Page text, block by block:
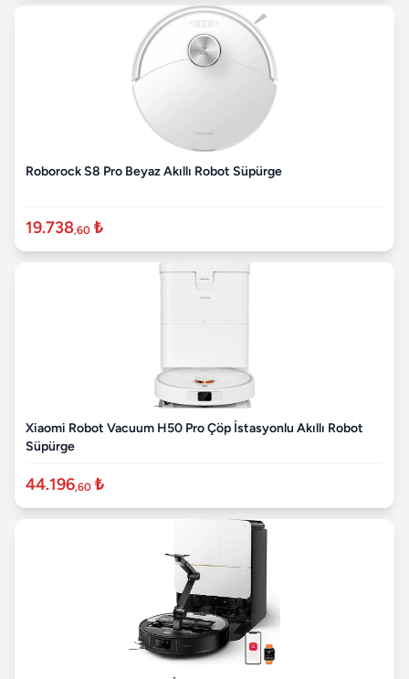
Roborock S8 Pro Beyaz Akıllı Robot Süpürge
19.738,60 ₺
Xiaomi Robot Vacuum H50 Pro Çöp İstasyonlu Akıllı Robot
Süpürge
44.196,60 ₺